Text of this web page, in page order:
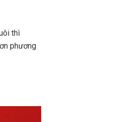
thì
phương